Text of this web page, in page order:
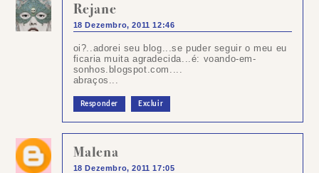
Rejane
18 Dezembro, 2011 12:46
oi?..adorei seu blog...se puder seguir o meu eu
ficaria muita agradecida...é: voando-em-
sonhos.blogspot.com....
abraços...
Responder Excluir
Malena
18 Dezembro, 2011 17:05